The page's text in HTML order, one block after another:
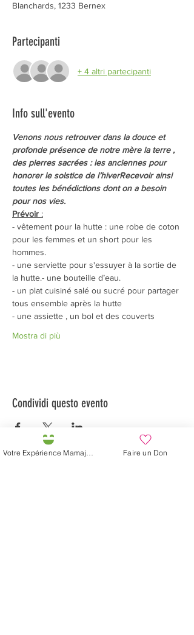
Blanchards, 1233 Bernex
Partecipanti
+ 4 altri partecipanti
Info sull'evento
Venons nous retrouver dans la douce et
profonde présence de notre mère la terre ,
des pierres sacrées : les anciennes pour
honorer le solstice de l’hiverRecevoir ainsi
toutes les bénédictions dont on a besoin
pour nos vies.
Prévoir :
- vêtement pour la hutte : une robe de coton
pour les femmes et un short pour les
hommes.
- une serviette pour s'essuyer à la sortie de
la hutte.- une bouteille d’eau.
- un plat cuisiné salé ou sucré pour partager
tous ensemble après la hutte
- une assiette , un bol et des couverts
Mostra di più
Condividi questo evento
Faire un Don